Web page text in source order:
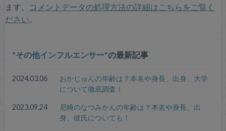
ます。
コメントデータの処理方法の詳細はこちらをご覧く
ださい
その他インフルエンサー の最新記事
2024.03.06
おかじゅんの年齢は？本名や身長、出身、大学
について徹底調査！
2023.09.24
尼崎のなつみかんの年齢は？本名や身長、出
身、彼氏についても！